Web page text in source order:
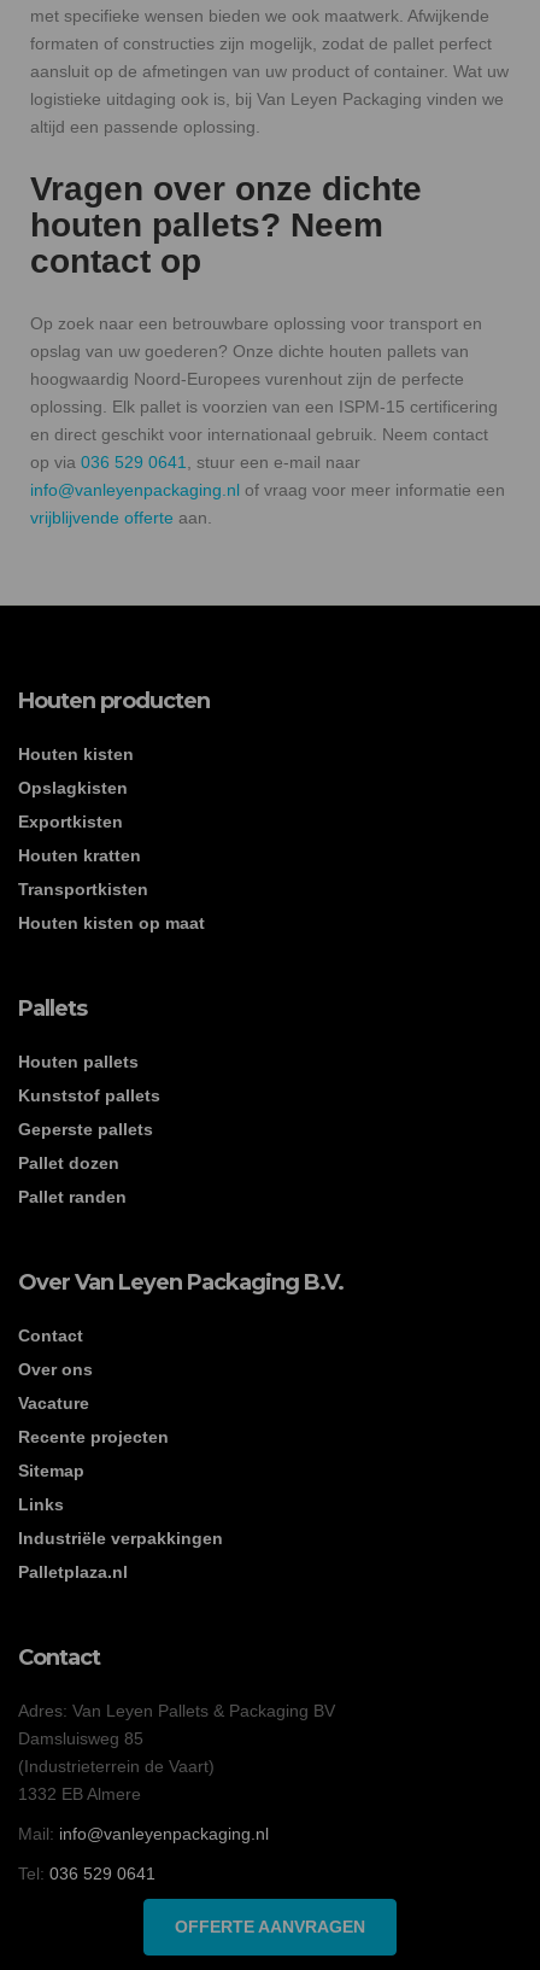
met specifieke wensen bieden we ook maatwerk. Afwijkende
formaten of constructies zijn mogelijk, zodat de pallet perfect
aansluit op de afmetingen van uw product of container. Wat uw
logistieke uitdaging ook is, bij Van Leyen Packaging vinden we
altijd een passende oplossing.
Vragen over onze dichte
houten pallets? Neem
contact op
Op zoek naar een betrouwbare oplossing voor transport en
opslag van uw goederen? Onze dichte houten pallets van
hoogwaardig Noord-Europees vurenhout zijn de perfecte
oplossing. Elk pallet is voorzien van een ISPM-15 certificering
en direct geschikt voor internationaal gebruik. Neem contact
op via 036 529 0641, stuur een e-mail naar
info@vanleyenpackaging.nl of vraag voor meer informatie een
vrijblijvende offerte aan.
Houten producten
Houten kisten
Opslagkisten
Exportkisten
Houten kratten
Transportkisten
Houten kisten op maat
Pallets
Houten pallets
Kunststof pallets
Geperste pallets
Pallet dozen
Pallet randen
Over Van Leyen Packaging B.V.
Contact
Over ons
Vacature
Recente projecten
Sitemap
Links
Industriële verpakkingen
Palletplaza.nl
Contact
Adres: Van Leyen Pallets & Packaging BV
Damsluisweg 85
(Industrieterrein de Vaart)
1332 EB Almere
Mail: info@vanleyenpackaging.nl
Tel: 036 529 0641
OFFERTE AANVRAGEN